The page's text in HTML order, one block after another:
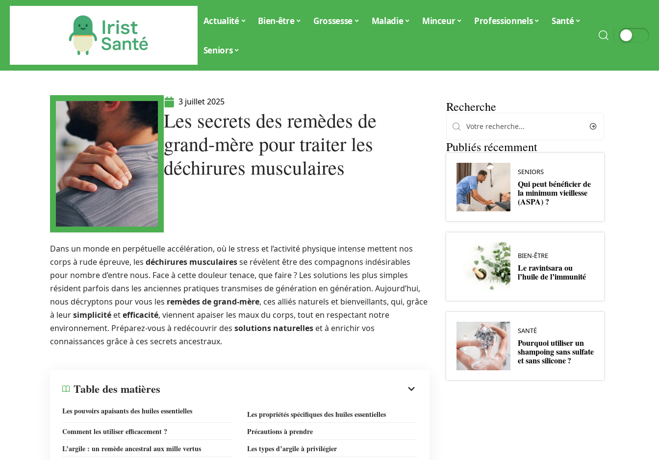
Actualité Bien-être Grossesse Maladie Minceur Professionnels Santé
Seniors
3 juillet 2025
Les secrets des remèdes de
grand-mère pour traiter les
déchirures musculaires
Dans un monde en perpétuelle accélération, où le stress et l’activité physique intense mettent nos
corps à rude épreuve, les déchirures musculairesse révèlent être des compagnons indésirables
pour nombre d’entre nous. Face à cette douleur tenace, que faire ? Les solutions les plus simples
résident parfois dans les anciennes pratiques transmises de génération en génération. Aujourd’hui,
nous décryptons pour vous les remèdes de grand-mère, ces alliés naturels et bienveillants, qui, grâce
à leursimplicité etefficacité, viennent apaiser les maux du corps, tout en respectant notre
environnement. Préparez-vous à redécouvrir des solutions naturelles et à enrichir vos
connaissances grâce à ces secrets ancestraux.
Table des matières
Les pouvoirs apaisants des huiles essentielles
Les propriétés spécifiques des huiles essentielles
Comment les utiliser efficacement ?
Précautions à prendre
L’argile : un remède ancestral aux mille vertus
Les types d’argile à privilégier
Recherche
Publiés récemment
SENIORS
Qui peut bénéficier de
la minimum vieillesse
(ASPA) ?
BIEN-ÊTRE
Le ravintsara ou
l’huile de l’immunité
SANTÉ
Pourquoi utiliser un
shampoing sans sulfate
et sans silicone ?